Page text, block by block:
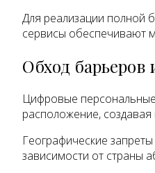
Для реализации полной
сервисы обеспечивают
Обход
Цифровые персональные
расположение, создавая
Географические
зависимости от страны